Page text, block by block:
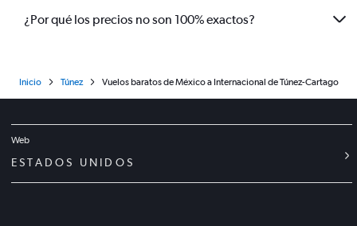
¿Por qué los precios no son 100% exactos?
Inicio Túnez Vuelos baratos de México a Internacional de Túnez-Cartago
Web
ESTADOS UNIDOS